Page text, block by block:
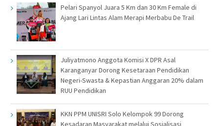
Pelari Spanyol Juara 5 Km dan 30 Km Female di
Ajang Lari Lintas Alam Merapi Merbabu De Trail
Juliyatmono Anggota Komisi X DPR Asal
Karanganyar Dorong Kesetaraan Pendidikan
Negeri-Swasta & Kepastian Anggaran 20% dalam
RUU Pendidikan
KKN PPM UNISRI Solo Kelompok 99 Dorong
Kesadaran Masyarakat melalui Sosialisasi